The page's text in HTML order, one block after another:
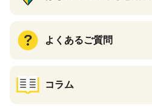
よくあるご質問
コラム